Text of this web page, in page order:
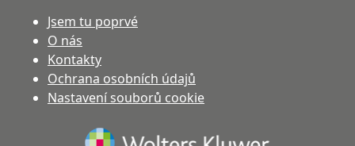
Jsem tu poprvé
O nás
Kontakty
Ochrana osobních údajů
Nastavení souborů cookie